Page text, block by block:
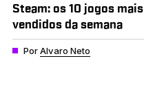
Steam: os 10 jogos mais
vendidos da semana
PorAlvaro Neto